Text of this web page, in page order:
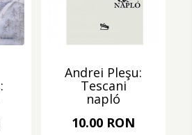
Andrei Pleşu:
Tescani
napló
10.00 RON